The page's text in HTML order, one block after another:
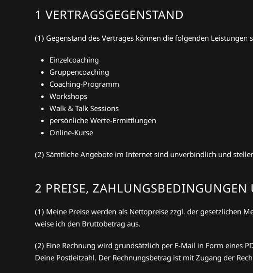
1 VERTRAGSGEGENSTAND
(1) Gegenstand des Vertrages können die folgenden
Einzelcoaching
Gruppencoaching
Coaching-Programm
Workshops
Walk & Talk Sessions
persönliche Werte-Ermittlungen
Online-Kurse
(2) Sämtliche Angebote im Internet sind unverbindlich und
2 PREISE, ZAHLUNGSBEDINGUNGEN
(1) Meine Preise werden als Nettopreise zzgl. der gesetzlichen
weise ich den Bruttobetrag aus.
(2) Eine Rechnung wird grundsätzlich per E-Mail in Form eines
Deine Postleitzahl. Der Rechnungsbetrag ist mit Zugang der